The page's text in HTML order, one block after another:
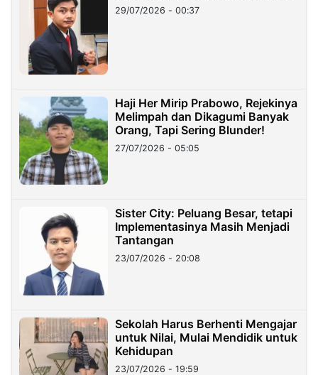
29/07/2026 - 00:37
Haji Her Mirip Prabowo, Rejekinya
Melimpah dan Dikagumi Banyak
Orang, Tapi Sering Blunder!
27/07/2026 - 05:05
Sister City: Peluang Besar, tetapi
Implementasinya Masih Menjadi
Tantangan
23/07/2026 - 20:08
Sekolah Harus Berhenti Mengajar
untuk Nilai, Mulai Mendidik untuk
Kehidupan
23/07/2026 - 19:59